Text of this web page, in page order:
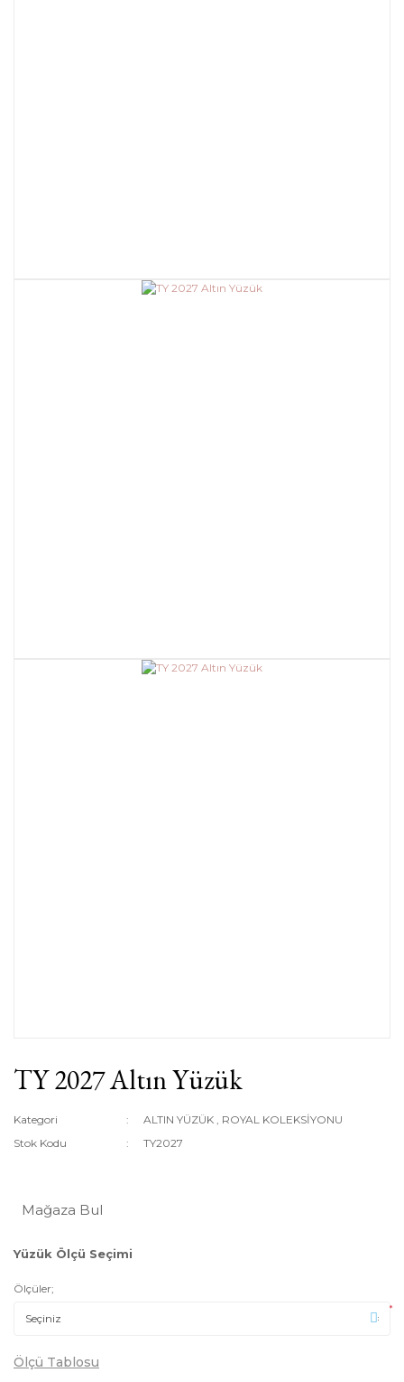
TY 2027 Altın Yüzük
Kategori ALTIN YÜZÜK
ROYAL KOLEKSİYONU
Stok Kodu
TY2027
Mağaza Bul
Yüzük Ölçü Seçimi
Ölçüler;
*
Ölçü Tablosu